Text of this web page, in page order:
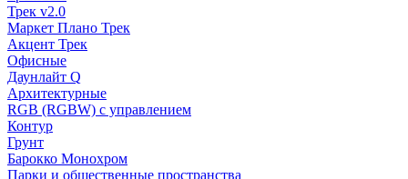
Трек v2.0
Маркет Плано Трек
Акцент Трек
Офисные
Даунлайт Q
Архитектурные
RGB (RGBW) с управлением
Контур
Грунт
Барокко Монохром
Парки и общественные пространства